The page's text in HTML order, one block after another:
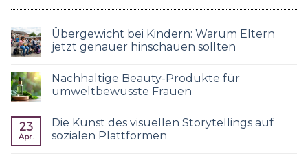
Übergewicht bei Kindern: Warum Eltern
jetzt genauer hinschauen sollten
Nachhaltige Beauty-Produkte für
umweltbewusste Frauen
23
Apr.
Die Kunst des visuellen Storytellings auf
sozialen Plattformen